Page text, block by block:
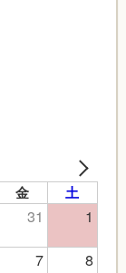
金 土
31
1
7 8